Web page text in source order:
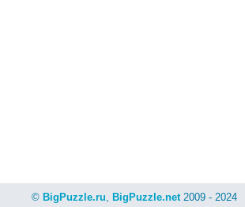
© BigPuzzle.ru, BigPuzzle.net2009 - 2024